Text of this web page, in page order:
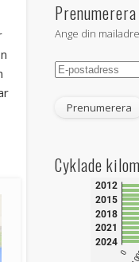
Ange din
E-
Cyklade